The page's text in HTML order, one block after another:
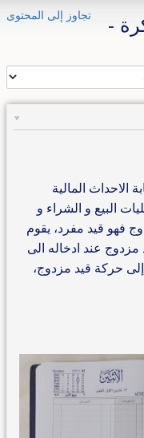
تجاوز إلى المحتوى
-
الاحداث المالية
البيع و الشراء و
فهو قيد مفرد، يقوم
مزدوج عند ادخاله الى
إلى حركة قيد مزدوج،